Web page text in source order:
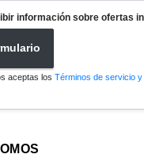
información sobre ofertas
aceptas los Términos de servicio